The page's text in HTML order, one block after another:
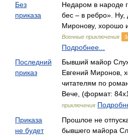
Без
приказа
Недаром в народе
бес – в ребро».
Миронову, хорошо
Военные приключения
Подробнее...
Последний
приказ
Бывший майор
Евгений Миронов,
читателям по
Вече, (формат:
приключения
Приказа
не будет
Прошлое не
бывшего майора